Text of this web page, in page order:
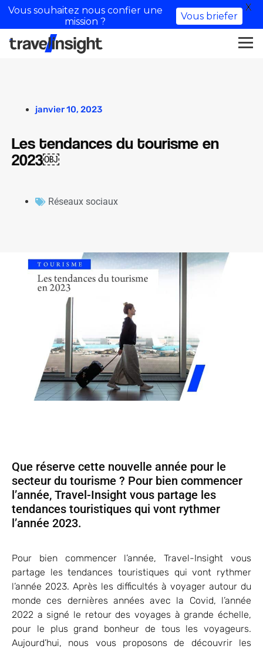
janvier 10, 2023
Les tendances du tourisme en
2023￼
Réseaux sociaux
Que réserve cette nouvelle année pour le
secteur du tourisme ? Pour bien commencer
l’année, Travel-Insight vous partage les
tendances touristiques qui vont rythmer
l’année 2023.
Pour bien commencer l’année, Travel-Insight vous
partage les tendances touristiques qui vont rythmer
l’année 2023. Après les difficultés à voyager autour du
monde ces dernières années avec la Covid, l’année
2022 a signé le retour des voyages à grande échelle,
pour le plus grand bonheur de tous les voyageurs.
Aujourd’hui, nous vous proposons de découvrir les
Vous souhaitez nous confier une
mission ?
Vous briefer
X